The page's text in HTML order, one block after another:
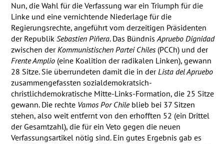
Nun, die Wahl für die Verfassung war ein Triumph für die
Linke und eine vernichtende Niederlage für die
Regierungsrechte, angeführt vom derzeitigen Präsidenten
der Republik Sebastien Piñera. Das BündnisApruebo Dignidad
zwischen derKom­munis­tischen Partei Chiles(PCCh) und der
Frente Amplio(eine Koalition der radikalen Linken), gewann
28 Sitze. Sie überrundeten damit die in derLista del Apruebo
zusammengefassten sozialdemokratsich-
christlichdemokratische Mitte-Links-Formation, die 25 Sitze
gewann. Die rechte Vamos Por Chileblieb bei 37 Sitzen
stehen, also weit entfernt von den erhofften 52 (ein Drittel
der Gesamtzahl), die für ein Veto gegen die neuen
Verfassungsartikel nötig sind. Ein gutes Ergebnis gab es